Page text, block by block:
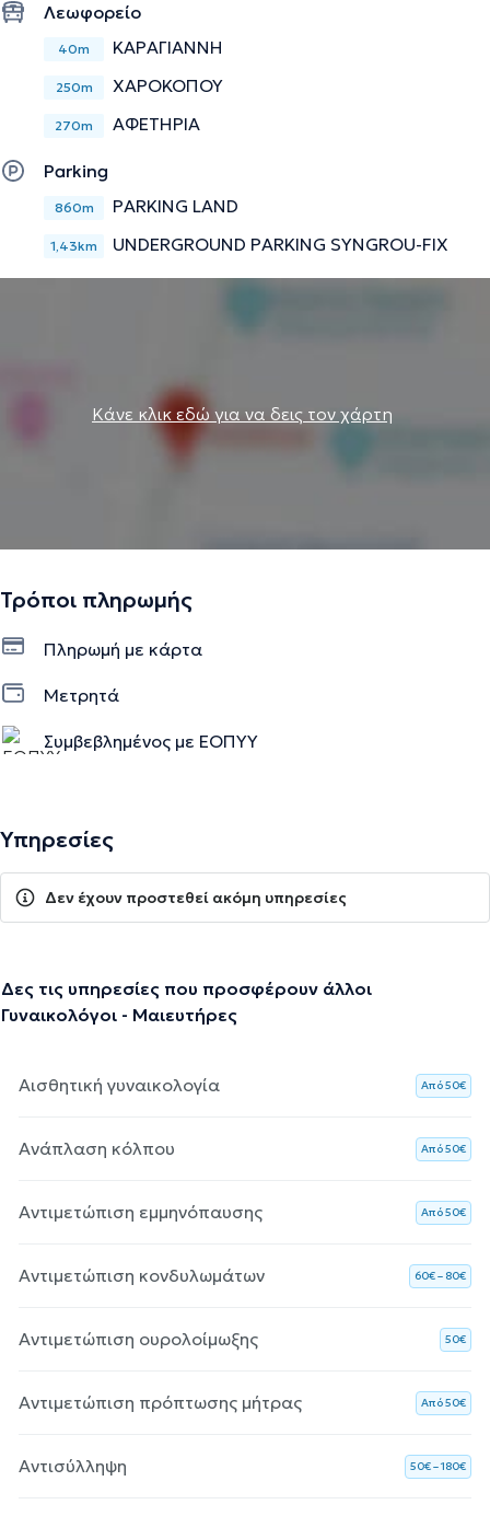
Λεωφορείο
40m ΚΑΡΑΓΙΑΝΝΗ
250m ΧΑΡΟΚΟΠΟΥ
270m ΑΦΕΤΗΡΙΑ
Parking
860m PARKING LAND
1,43km UNDERGROUND PARKING SYNGROU-FIX
Κάνε κλικ εδώ για να δεις τον χάρτη
Τρόποι πληρωμής
Πληρωμή με κάρτα
Μετρητά
Συμβεβλημένος με ΕΟΠΥΥ
Υπηρεσίες
Δεν έχουν προστεθεί ακόμη υπηρεσίες
Δες τις υπηρεσίες που προσφέρουν άλλοι
Γυναικολόγοι - Μαιευτήρες
Αισθητική γυναικολογία Aπό 50€
Ανάπλαση κόλπου Aπό 50€
Αντιμετώπιση εμμηνόπαυσης Aπό 50€
Αντιμετώπιση κονδυλωμάτων 60€ – 80€
Αντιμετώπιση ουρολοίμωξης 50€
Αντιμετώπιση πρόπτωσης μήτρας Aπό 50€
Αντισύλληψη 50€ – 180€